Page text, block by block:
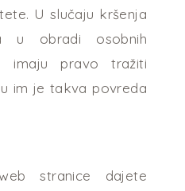
U slučaju kršenja
u obradi osobnih
imaju pravo tražiti
im je takva povreda
stranice dajete